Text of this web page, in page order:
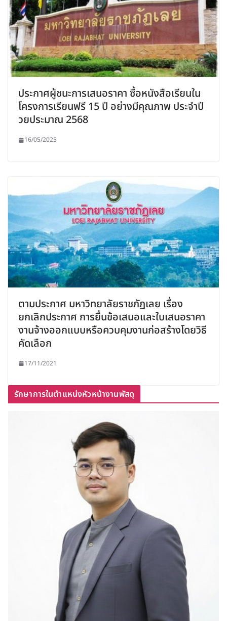
ประกาศผู้ชนะการเสนอราคา ซื้อหนังสือเรียนใน
โครงการเรียนฟรี 15 ปี อย่างมีคุณภาพ ประจำปี
วยประมาณ 2568
16/05/2025
ตามประกาศ มหาวิทยาลัยราชภัฏเลย เรื่อง
ยกเลิกประกาศ การยื่นข้อเสนอและใบเสนอราคา
งานจ้างออกแบบหรือควบคุมงานก่อสร้างโดยวิธี
คัดเลือก
17/11/2021
รักษาการในตำแหน่งหัวหน้างานพัสดุ